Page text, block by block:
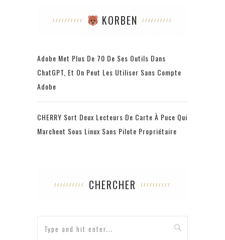
KORBEN
Adobe Met Plus De 70 De Ses Outils Dans
ChatGPT, Et On Peut Les Utiliser Sans Compte
Adobe
CHERRY Sort Deux Lecteurs De Carte À Puce Qui
Marchent Sous Linux Sans Pilote Propriétaire
CHERCHER